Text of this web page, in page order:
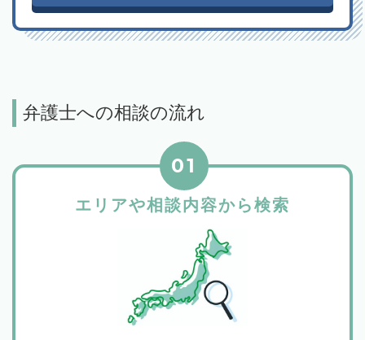
弁護士への相談の流れ
エリアや相談内容から検索
01